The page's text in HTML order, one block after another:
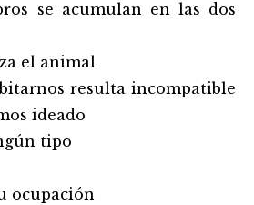
se acumulan en las dos
el animal
resulta incompatible
ideado
tipo
ocupación